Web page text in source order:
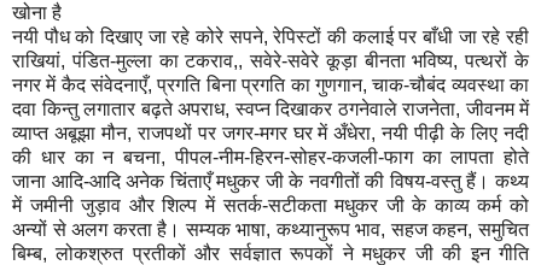
खोना है
नयी पौध को दिखाए जा रहे कोरे सपने, रेपिस्टों की कलाई पर बाँधी जा रहे रही
राखियां, पंडित-मुल्ला का टकराव,, सवेरे-सवेरे कूड़ा बीनता भविष्य, पत्थरों के
नगर में कैद संवेदनाएँ, प्रगति बिना प्रगति का गुणगान, चाक-चौबंद व्यवस्था का
दवा किन्तु लगातार बढ़ते अपराध, स्वप्न दिखाकर ठगनेवाले राजनेता, जीवनम में
व्याप्त अबूझा मौन, राजपथों पर जगर-मगर घर में अँधेरा, नयी पीढ़ी के लिए नदी
की धार का न बचना, पीपल-नीम-हिरन-सोहर-कजली-फाग का लापता होते
जाना आदि-आदि अनेक चिंताएँ मधुकर जी के नवगीतों की विषय-वस्तु हैं। कथ्य
में जमीनी जुड़ाव और शिल्प में सतर्क-सटीकता मधुकर जी के काव्य कर्म को
अन्यों से अलग करता है। सम्यक भाषा, कथ्यानुरूप भाव, सहज कहन, समुचित
बिम्ब, लोकश्रुत प्रतीकों और सर्वज्ञात रूपकों ने मधुकर जी की इन गीति